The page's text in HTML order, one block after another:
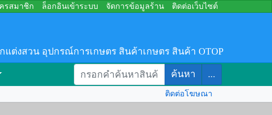
รสมาชิก ล็อกอินเข้าระบบ จัดการข้อมูลร้าน ติดต่อเว็บไซต์
ต่งสวน อุปกรณ์การเกษตร สินค้าเกษตร สินค้า OTOP
ค้นหา ...
ติดต่อโฆษณา